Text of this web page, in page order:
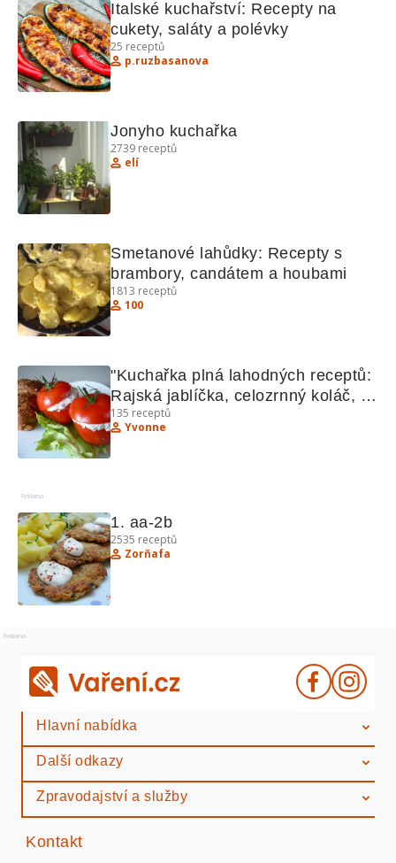
Italské kuchařství: Recepty na
cukety, saláty a polévky
25 receptů
p.ruzbasanova
Jonyho kuchařka
2739 receptů
elí
Smetanové lahůdky: Recepty s
brambory, candátem a houbami
1813 receptů
100
"Kuchařka plná lahodných receptů:
Rajská jablíčka, celozrnný koláč,
lososový tatarák a další"
135 receptů
Yvonne
Reklama
1. aa-2b
2535 receptů
Zorňafa
Reklama
Hlavní nabídka
Další odkazy
Zpravodajství a služby
Kontakt